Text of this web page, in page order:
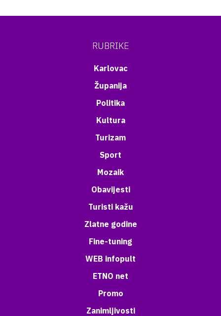
RUBRIKE
Karlovac
Županija
Politika
Kultura
Turizam
Sport
Mozaik
Obavijesti
Turisti kažu
Zlatne godine
Fine-tuning
WEB infopult
ETNO net
Promo
Zanimljivosti